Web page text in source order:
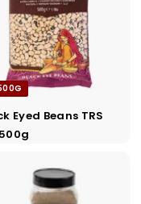
Eyed Beans TRS